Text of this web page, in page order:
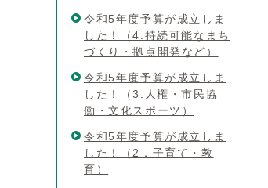
令和5年度予算が成立しま
した！（4.持続可能なまち
づくり・拠点開発など）
令和5年度予算が成立しま
した！（3.人権・市民協
働・文化スポーツ）
令和5年度予算が成立しま
した！（2．子育て・教
育）